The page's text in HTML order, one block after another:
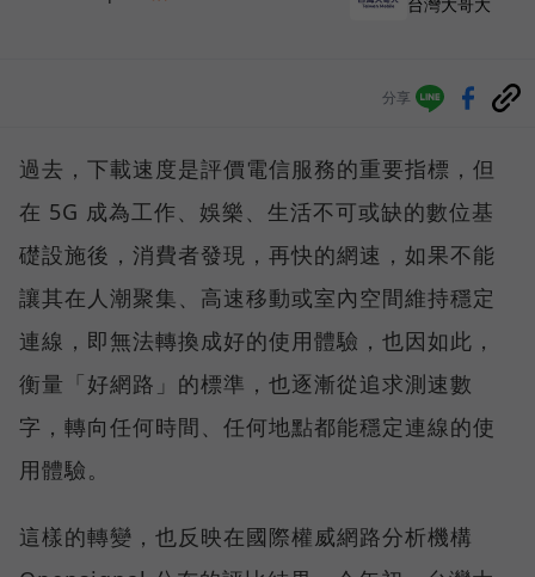
台灣大哥大
分享
過去，下載速度是評價電信服務的重要指標，但
在 5G 成為工作、娛樂、生活不可或缺的數位基
礎設施後，消費者發現，再快的網速，如果不能
讓其在人潮聚集、高速移動或室內空間維持穩定
連線，即無法轉換成好的使用體驗，也因如此，
衡量「好網路」的標準，也逐漸從追求測速數
字，轉向任何時間、任何地點都能穩定連線的使
用體驗。
這樣的轉變，也反映在國際權威網路分析機構